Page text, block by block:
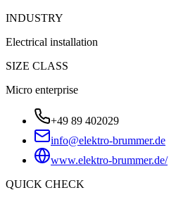
INDUSTRY
Electrical installation
SIZE CLASS
Micro enterprise
+49 89 402029
info@elektro-brummer.de
www.elektro-brummer.de/
QUICK CHECK